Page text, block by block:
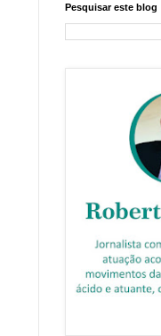
Pesquisar este blog